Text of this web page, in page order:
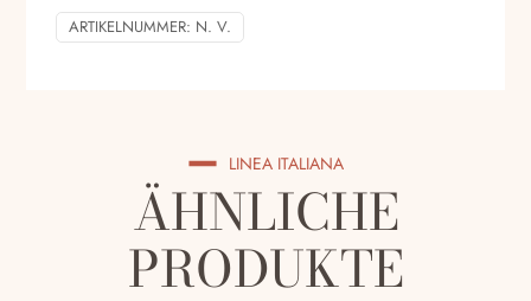
ARTIKELNUMMER: N. V.
LINEA ITALIANA
ÄHNLICHE
PRODUKTE